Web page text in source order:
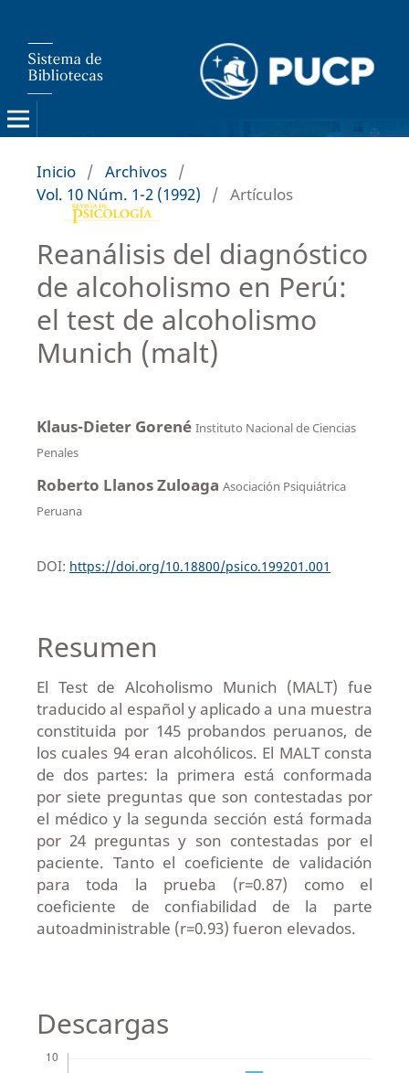
Inicio / Archivos /
Vol. 10 Núm. 1-2 (1992)
/ Artículos
Reanálisis del diagnóstico
de alcoholismo en Perú:
el test de alcoholismo
Munich (malt)
Klaus-Dieter Gorené Instituto Nacional de Ciencias
Penales
Roberto Llanos Zuloaga Asociación Psiquiátrica
Peruana
DOI: https://doi.org/10.18800/psico.199201.001
Resumen
El Test de Alcoholismo Munich (MALT) fue
traducido al español y aplicado a una muestra
constituida por 145 probandos peruanos, de
los cuales 94 eran alcohólicos. El MALT consta
de dos partes: la primera está conformada
por siete preguntas que son contestadas por
el médico y la segunda sección está formada
por 24 preguntas y son contestadas por el
paciente. Tanto el coeficiente de validación
para toda la prueba (r=0.87) como el
coeficiente de confiabilidad de la parte
autoadministrable (r=0.93) fueron elevados.
Descargas